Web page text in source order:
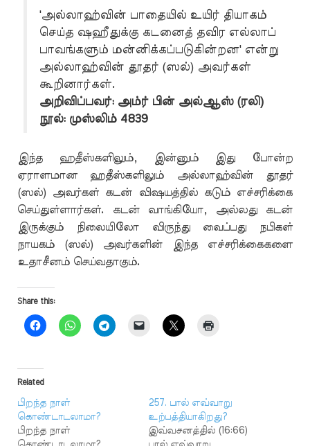
'அல்லாஹ்வின் பாதையில் உயிர் தியாகம்
செய்த ஷஹீதுக்கு கடனைத் தவிர எல்லாப்
பாவங்களும் மன்னிக்கப்படுகின்றன' என்று
அல்லாஹ்வின் தூதர் (ஸல்) அவர்கள்
கூறினார்கள்.
அறிவிப்பவர்: அம்ர் பின் அல்ஆஸ் (ரலி)
நூல்: முஸ்லிம் 4839
இந்த ஹதீஸ்களிலும், இன்னும் இது போன்ற
ஏராளமான ஹதீஸ்களிலும் அல்லாஹ்வின் தூதர்
(ஸல்) அவர்கள் கடன் விஷயத்தில் கடும் எச்சரிக்கை
செய்துள்ளார்கள். கடன் வாங்கியோ, அல்லது கடன்
இருக்கும் நிலையிலோ விருந்து வைப்பது நபிகள்
நாயகம் (ஸல்) அவர்களின் இந்த எச்சரிக்கைகளை
உதாசீனம் செய்வதாகும்.
Share this:
Related
பிறந்த நாள்
கொண்டாடலாமா?
பிறந்த நாள்
257. பால் எவ்வாறு
உற்பத்தியாகிறது?
இவ்வசனத்தில் (16:66)